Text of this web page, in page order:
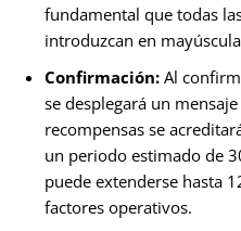
fundamental que todas
introduzcan en
Confirmación: Al
se desplegará un
recompensas se
un periodo estimado de
puede extenderse hasta
factores operativos.